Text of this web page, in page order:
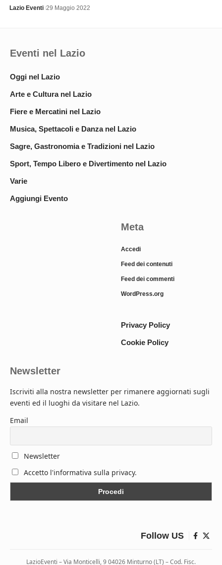
Lazio Eventi 29 Maggio 2022
Eventi nel Lazio
Oggi nel Lazio
Arte e Cultura nel Lazio
Fiere e Mercatini nel Lazio
Musica, Spettacoli e Danza nel Lazio
Sagre, Gastronomia e Tradizioni nel Lazio
Sport, Tempo Libero e Divertimento nel Lazio
Varie
Aggiungi Evento
Meta
Accedi
Feed dei contenuti
Feed dei commenti
WordPress.org
Privacy Policy
Cookie Policy
Newsletter
Iscriviti alla nostra newsletter per rimanere aggiornati sugli
eventi ed il luoghi da visitare nel Lazio.
Email
Newsletter
Accetto l'informativa sulla privacy.
Follow US
LazioEventi – Via Monticelli, 9 04026 Minturno (LT) – Cod. Fisc.